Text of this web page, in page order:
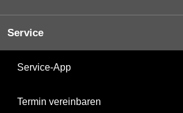
Service
Service-App
Termin vereinbaren